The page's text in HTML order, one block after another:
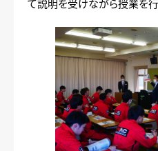
て説明を受けながら授業を行